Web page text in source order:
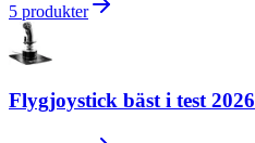
5 produkter
Flygjoystick bäst i test 2026